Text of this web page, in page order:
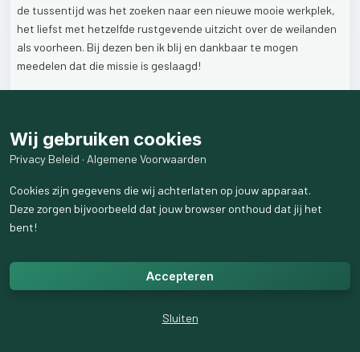
de tussentijd was het zoeken naar een nieuwe mooie werkplek,
het liefst met hetzelfde rustgevende uitzicht over de weilanden
als voorheen. Bij dezen ben ik blij en dankbaar te mogen
meedelen dat die missie is geslaagd!
3likes 149weergaven
Wij gebruiken cookies
Privacy Beleid · Algemene Voorwaarden
Cookies zijn gegevens die wij achterlaten op jouw apparaat.
Deze zorgen bijvoorbeeld dat jouw browser onthoud dat jij het
bent!
Accepteren
Sluiten